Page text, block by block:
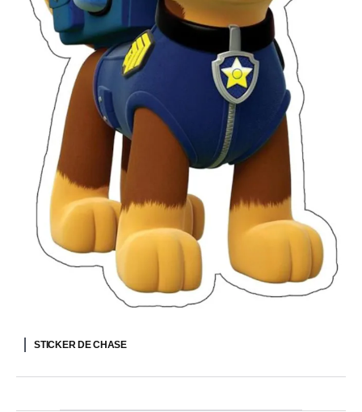
STICKER DE CHASE